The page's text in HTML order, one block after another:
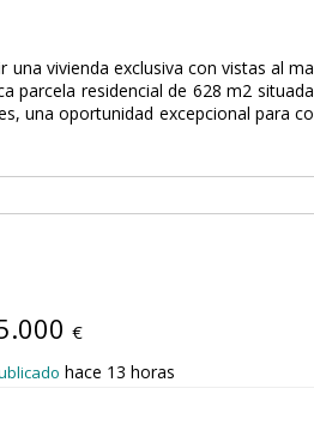
una vivienda exclusiva con vistas al ma
parcela residencial de 628 m2 situada
una oportunidad excepcional para co
€
hace 13 horas